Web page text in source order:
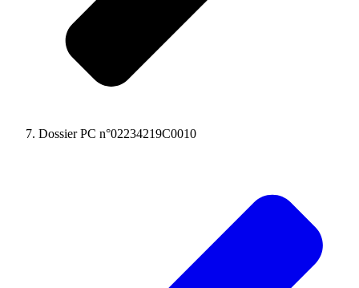
Dossier PC n°02234219C0010